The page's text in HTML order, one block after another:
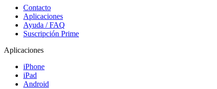
Contacto
Aplicaciones
Ayuda / FAQ
Suscripción Prime
Aplicaciones
iPhone
iPad
Android